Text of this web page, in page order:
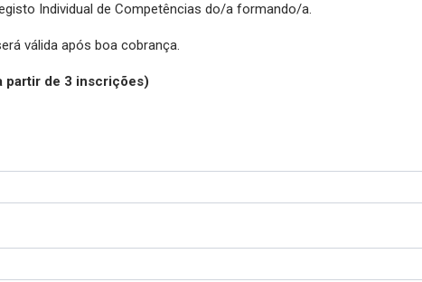
Individual de Competências do/a formando/a.
válida após boa cobrança.
partir de 3 inscrições)